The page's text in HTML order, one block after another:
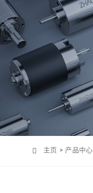
步进电机
电机
拇指并排直线电机
Φ12mm拇指直线电机
Φ12mm掌心直线电
Φ12mm掌心直线电
智能汽车屏幕解决方案
电子驻车MGU
智能尾门伸缩
主页 > 产品中心